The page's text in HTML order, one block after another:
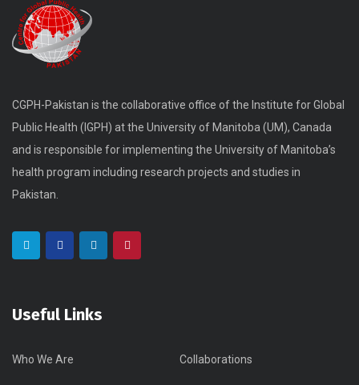
CGPH-Pakistan is the collaborative office of the Institute for Global
Public Health (IGPH) at the University of Manitoba (UM), Canada
and is responsible for implementing the University of Manitoba’s
health program including research projects and studies in
Pakistan.
Useful Links
Who We Are Collaborations